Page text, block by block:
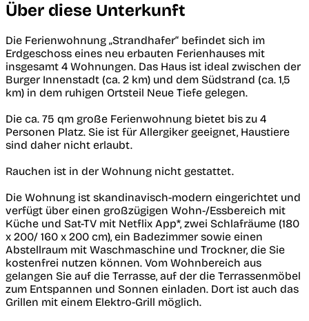
Über diese Unterkunft
Die Ferienwohnung „Strandhafer“ befindet sich im
Erdgeschoss eines neu erbauten Ferienhauses mit
insgesamt 4 Wohnungen. Das Haus ist ideal zwischen der
Burger Innenstadt (ca. 2 km) und dem Südstrand (ca. 1,5
km) in dem ruhigen Ortsteil Neue Tiefe gelegen.
Die ca. 75 qm große Ferienwohnung bietet bis zu 4
Personen Platz. Sie ist für Allergiker geeignet, Haustiere
sind daher nicht erlaubt.
Rauchen ist in der Wohnung nicht gestattet.
Die Wohnung ist skandinavisch-modern eingerichtet und
verfügt über einen großzügigen Wohn-/Essbereich mit
Küche und Sat-TV mit Netflix App*, zwei Schlafräume (180
x 200/ 160 x 200 cm), ein Badezimmer sowie einen
Abstellraum mit Waschmaschine und Trockner, die Sie
kostenfrei nutzen können. Vom Wohnbereich aus
gelangen Sie auf die Terrasse, auf der die Terrassenmöbel
zum Entspannen und Sonnen einladen. Dort ist auch das
Grillen mit einem Elektro-Grill möglich.